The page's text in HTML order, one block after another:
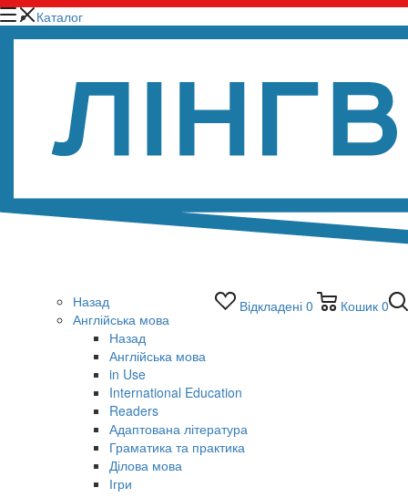
Відкладені 0 Кошик 0
Каталог
Назад
Англійська мова
Назад
Англійська мова
in Use
International Education
Readers
Адаптована література
Граматика та практика
Ділова мова
Ігри